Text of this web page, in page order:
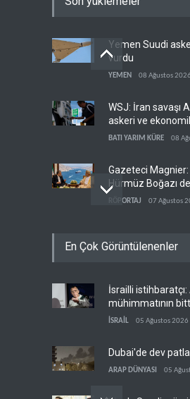
Yemen Suudi
vurdu
YEMEN 08 Ağustos 2026
WSJ: İran savaşı
askeri ve
kaynaklarını
BATI YARIM KÜRE 08
Gazeteci
Hürmüz Boğazı
doğrudan İran ve
RÖPORTAJ 07 Ağustos
ertelendi, hesap
Çin'in petrol ithalatı
dipten sonra
07 Ağustos 2026
En Çok Görüntülenenler
İsrailli istihbaratçı:
mühimmatının
bir iç kavga
İSRAİL 05 Ağustos 2026
Dubai'de dev
ARAP DÜNYASI 05